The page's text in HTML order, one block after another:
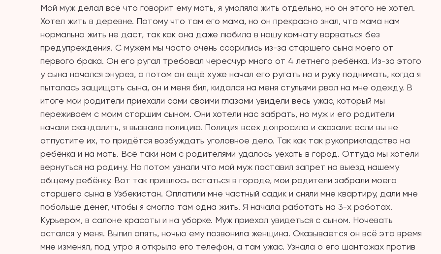
Мой муж делал всё что говорит ему мать, я умоляла жить отдельно, но он этого не хотел.
Хотел жить в деревне. Потому что там его мама, но он прекрасно знал, что мама нам
нормально жить не даст, так как она даже любила в нашу комнату ворваться без
предупреждения. С мужем мы часто очень ссорились из-за старшего сына моего от
первого брака. Он его ругал требовал чересчур много от 4 летнего ребёнка. Из-за этого
у сына начался энурез, а потом он ещё хуже начал его ругать но и руку поднимать, когда я
пыталась защищать сына, он и меня бил, кидался на меня стульями рвал на мне одежду. В
итоге мои родители приехали сами своими глазами увидели весь ужас, который мы
переживаем с моим старшим сыном. Они хотели нас забрать, но муж и его родители
начали скандалить, я вызвала полицию. Полиция всех допросила и сказали: если вы не
отпустите их, то придётся возбуждать уголовное дело. Так как так рукоприкладство на
ребёнка и на мать. Всё таки нам с родителями удалось уехать в город. Оттуда мы хотели
вернуться на родину. Но потом узнали что мой муж поставил запрет на выезд нашему
общему ребёнку. Вот так пришлось остаться в городе, мои родители забрали моего
старшего сына в Узбекистан. Оплатили мне частный садик и сняли мне квартиру, дали мне
побольше денег, чтобы я смогла там одна жить. Я начала работать на 3-х работах.
Курьером, в салоне красоты и на уборке. Муж приехал увидеться с сыном. Ночевать
остался у меня. Выпил опять, ночью ему позвонила женщина. Оказывается он всё это время
мне изменял, под утро я открыла его телефон, а там ужас. Узнала о его шантажах против